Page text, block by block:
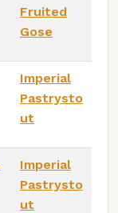
Fruited
Gose
Imperial
Pastrysto
ut
Imperial
Pastrysto
ut